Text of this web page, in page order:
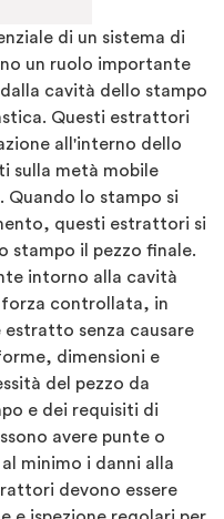
di un sistema di
un ruolo importante
cavità dello stampo
Questi estrattori
all'interno dello
sulla metà mobile
lo stampo si
questi estrattori si
stampo il pezzo finale.
intorno alla cavità
forza controllata, in
estratto senza causare
dimensioni e
del pezzo da
e dei requisiti di
avere punte o
minimo i danni alla
devono essere